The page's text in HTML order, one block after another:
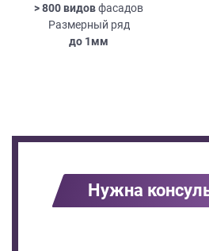
> 800 видовфасадов
Размерный ряд
до 1мм
Нужна